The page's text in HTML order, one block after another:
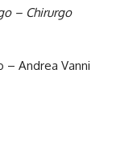
– Chirurgo
Andrea Vanni